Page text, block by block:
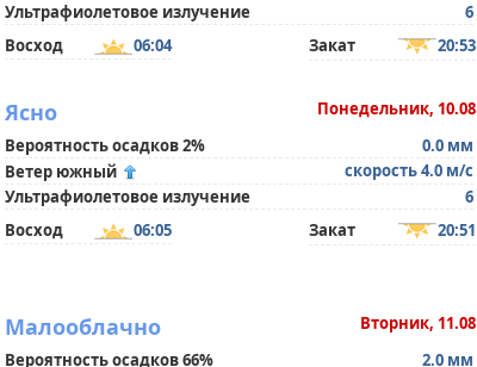
Ультрафиолетовое излучение
6
Восход
06:04 Закат 20:53
Понедельник, 10.08
Ясно
Вероятность осадков 2%
0.0 мм
Ветер южный
скорость 4.0 м/с
Ультрафиолетовое излучение
6
Восход
06:05 Закат 20:51
Вторник, 11.08
Малооблачно
Вероятность осадков 66%
2.0 мм